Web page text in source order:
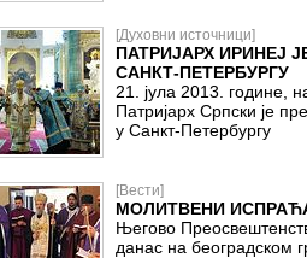
[Духовни источници]
ПАТРИЈАРХ ИРИНЕЈ
САНКТ-ПЕТЕРБУРГУ
21. јула 2013. године,
Патријарх Српски је
у Санкт-Петербургу
[Вести]
МОЛИТВЕНИ
Његово
данас на београдском